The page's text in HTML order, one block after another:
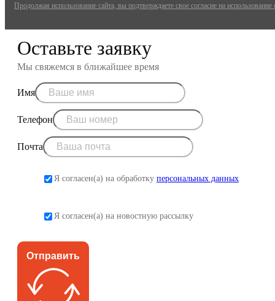
Продолжая использование сайта, вы подтверждаете свое согласие на
Оставьте заявку
Мы свяжемся в ближайшее время
Имя
Телефон
Почта
Я согласен(а) на обработку персональных данных
Я согласен(а) на новостную рассылку
Отправить